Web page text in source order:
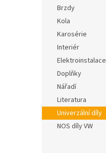
Brzdy
Kola
Karosérie
Interiér
Elektroinstalace
Doplňky
Nářadí
Literatura
Univerzální díly
NOS díly VW